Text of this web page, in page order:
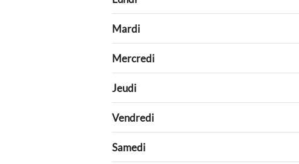
Mardi
Mercredi
Jeudi
Vendredi
Samedi